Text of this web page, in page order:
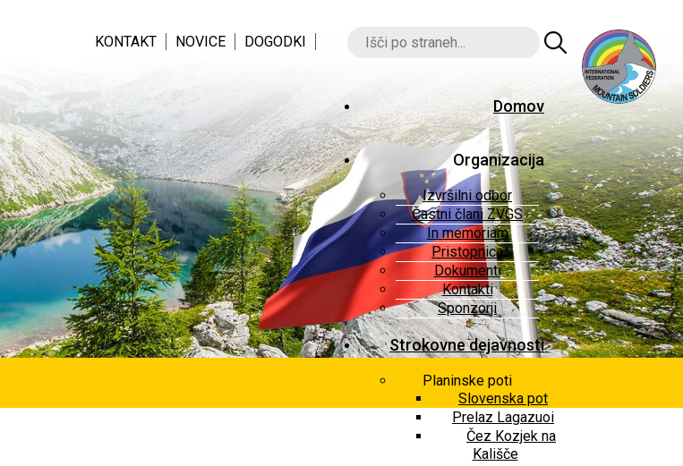
KONTAKT NOVICE DOGODKI
Domov
Organizacija
Izvršilni odbor
Častni člani ZVGS
In memoriam
Pristopnica
Dokumenti
Kontakti
Sponzorji
Strokovne dejavnosti
Planinske poti
Slovenska pot
Prelaz Lagazuoi
Čez Kozjek na
Kališče